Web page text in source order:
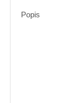
Popis